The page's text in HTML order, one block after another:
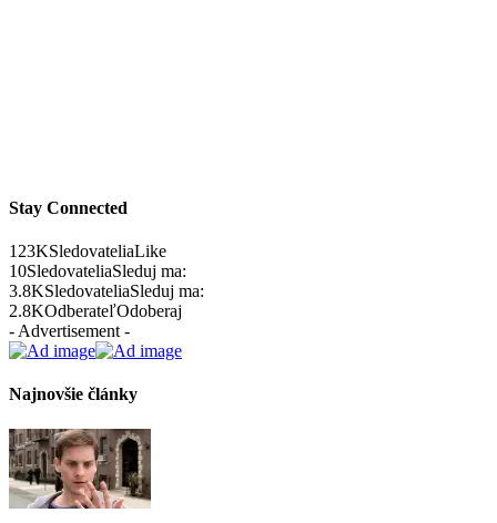
Stay Connected
123KSledovateliaLike
10SledovateliaSleduj ma:
3.8KSledovateliaSleduj ma:
2.8KOdberateľOdoberaj
- Advertisement -
Najnovšie články